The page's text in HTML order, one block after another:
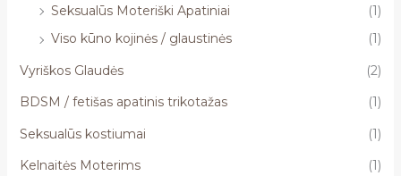
Seksualūs Moteriški Apatiniai
(1)
Viso kūno kojinės / glaustinės
(1)
Vyriškos Glaudės
(2)
BDSM / fetišas apatinis trikotažas
(1)
Seksualūs kostiumai
(1)
Kelnaitės Moterims
(1)